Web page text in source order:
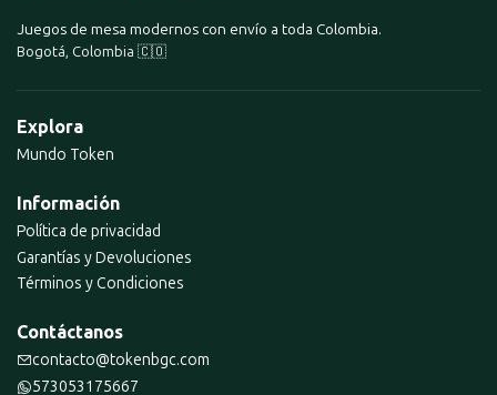
Juegos de mesa modernos con envío a toda Colombia.
Bogotá, Colombia 🇨🇴
Explora
Mundo Token
Información
Política de privacidad
Garantías y Devoluciones
Términos y Condiciones
Contáctanos
contacto@tokenbgc.com
573053175667